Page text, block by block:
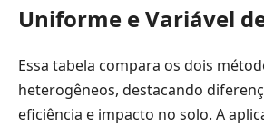
Uniforme e Variável
Essa tabela compara os dois
heterogêneos, destacando
eficiência e impacto no solo. A